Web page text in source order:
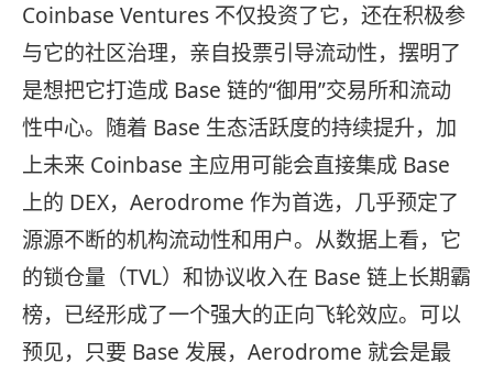
Coinbase Ventures 不仅投资了它，还在积极参
与它的社区治理，亲自投票引导流动性，摆明了
是想把它打造成 Base 链的“御用”交易所和流动
性中心。随着 Base 生态活跃度的持续提升，加
上未来 Coinbase 主应用可能会直接集成 Base
上的 DEX，Aerodrome 作为首选，几乎预定了
源源不断的机构流动性和用户。从数据上看，它
的锁仓量（TVL）和协议收入在 Base 链上长期霸
榜，已经形成了一个强大的正向飞轮效应。可以
预见，只要 Base 发展，Aerodrome 就会是最